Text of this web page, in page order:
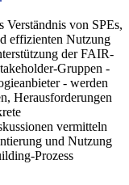
Verständnis von SPEs,
effizienten Nutzung
der FAIR-
Gruppen -
- werden
Herausforderungen
vermitteln
und Nutzung
Prozess